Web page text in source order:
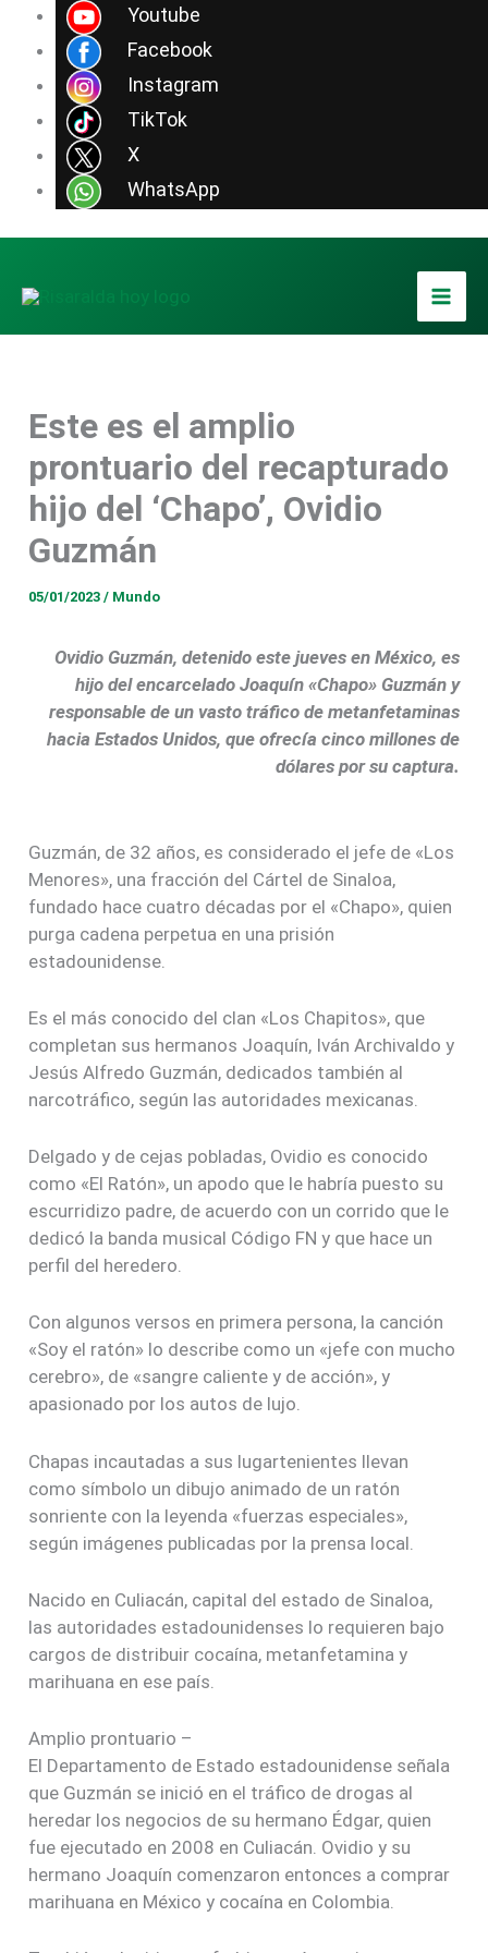
Youtube
Facebook
Instagram
TikTok
X
WhatsApp
contenido
Este es el amplio
prontuario del recapturado
hijo del ‘Chapo’, Ovidio
Guzmán
05/01/2023/ Mundo
Ovidio Guzmán, detenido este jueves en México, es
hijo del encarcelado Joaquín «Chapo» Guzmán y
responsable de un vasto tráfico de metanfetaminas
hacia Estados Unidos, que ofrecía cinco millones de
dólares por su captura.
Guzmán, de 32 años, es considerado el jefe de «Los
Menores», una fracción del Cártel de Sinaloa,
fundado hace cuatro décadas por el «Chapo», quien
purga cadena perpetua en una prisión
estadounidense.
Es el más conocido del clan «Los Chapitos», que
completan sus hermanos Joaquín, Iván Archivaldo y
Jesús Alfredo Guzmán, dedicados también al
narcotráfico, según las autoridades mexicanas.
Delgado y de cejas pobladas, Ovidio es conocido
como «El Ratón», un apodo que le habría puesto su
escurridizo padre, de acuerdo con un corrido que le
dedicó la banda musical Código FN y que hace un
perfil del heredero.
Con algunos versos en primera persona, la canción
«Soy el ratón» lo describe como un «jefe con mucho
cerebro», de «sangre caliente y de acción», y
apasionado por los autos de lujo.
Chapas incautadas a sus lugartenientes llevan
como símbolo un dibujo animado de un ratón
sonriente con la leyenda «fuerzas especiales»,
según imágenes publicadas por la prensa local.
Nacido en Culiacán, capital del estado de Sinaloa,
las autoridades estadounidenses lo requieren bajo
cargos de distribuir cocaína, metanfetamina y
marihuana en ese país.
Amplio prontuario –
El Departamento de Estado estadounidense señala
que Guzmán se inició en el tráfico de drogas al
heredar los negocios de su hermano Édgar, quien
fue ejecutado en 2008 en Culiacán. Ovidio y su
hermano Joaquín comenzaron entonces a comprar
marihuana en México y cocaína en Colombia.